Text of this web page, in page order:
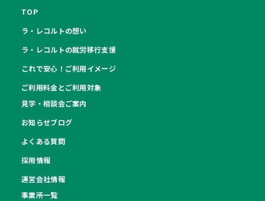
TOP
ラ・レコルトの想い
ラ・レコルトの就労移行支援
これで安心！ご利用イメージ
ご利用料金とご利用対象
見学・相談会ご案内
お知らせブログ
よくある質問
採用情報
運営会社情報
事業所一覧